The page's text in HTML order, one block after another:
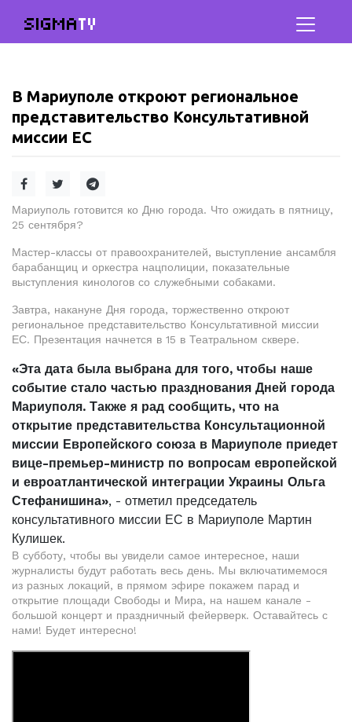
SIGMATV
В Мариуполе откроют региональное
представительство Консультативной
миссии ЕС
Мариуполь готовится ко Дню города. Что ожидать в пятницу,
25 сентября?
Мастер-классы от правоохранителей, выступление ансамбля
барабанщиц и оркестра нацполиции, показательные
выступления кинологов со служебными собаками.
Завтра, накануне Дня города, торжественно откроют
региональное представительство Консультативной миссии
ЕС. Презентация начнется в 15 в Театральном сквере.
«Эта дата была выбрана для того, чтобы наше
событие стало частью празднования Дней города
Мариуполя. Также я рад сообщить, что на
открытие представительства Консультационной
миссии Европейского союза в Мариуполе приедет
вице-премьер-министр по вопросам европейской
и евроатлантической интеграции Украины Ольга
Стефанишина», - отметил председатель
консультативного миссии ЕС в Мариуполе Мартин
Кулишек.
В субботу, чтобы вы увидели самое интересное, наши
журналисты будут работать весь день. Мы включатимемося
из разных локаций, в прямом эфире покажем парад и
открытие площади Свободы и Мира, на нашем канале -
большой концерт и праздничный фейерверк. Оставайтесь с
нами! Будет интересно!